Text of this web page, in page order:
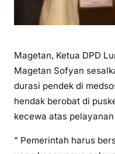
Magetan, Ketua DPD
Magetan Sofyan
durasi pendek di
hendak berobat di
kecewa atas
” Pemerintah harus